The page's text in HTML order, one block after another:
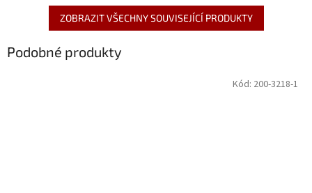
ZOBRAZIT VŠECHNY SOUVISEJÍCÍ PRODUKTY
Podobné produkty
Kód: 200-3218-1